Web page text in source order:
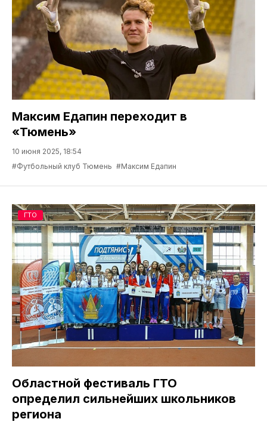
Максим Едапин переходит в
«Тюмень»
10 июня 2025, 18:54
#Футбольный клуб Тюмень #Максим Едапин
Областной фестиваль ГТО
определил сильнейших школьников
региона
ГТО